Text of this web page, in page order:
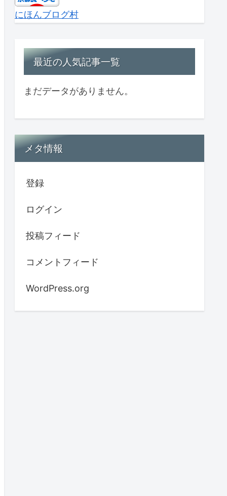
にほんブログ村
最近の人気記事一覧
まだデータがありません。
メタ情報
登録
ログイン
投稿フィード
コメントフィード
WordPress.org